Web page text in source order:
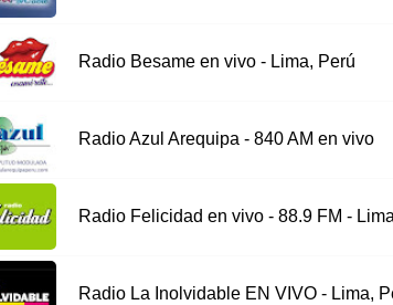
Radio Besame en vivo - Lima, Perú
Radio Azul Arequipa - 840 AM en vivo
Radio Felicidad en vivo - 88.9 FM -
Radio La Inolvidable EN VIVO - Lima,